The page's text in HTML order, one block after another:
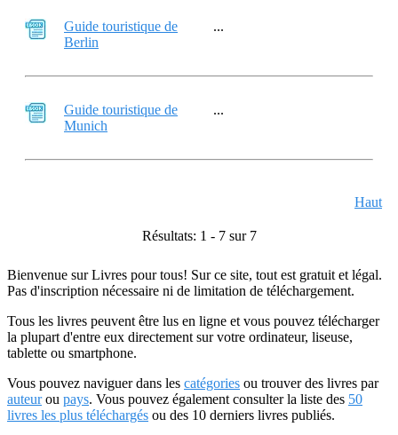
Guide touristique de
Berlin
...
Guide touristique de
Munich
...
Haut
Résultats: 1 - 7 sur 7
Bienvenue sur Livres pour tous! Sur ce site, tout est gratuit et légal.
Pas d'inscription nécessaire ni de limitation de téléchargement.
Tous les livres peuvent être lus en ligne et vous pouvez télécharger
la plupart d'entre eux directement sur votre ordinateur, liseuse,
tablette ou smartphone.
Vous pouvez naviguer dans les catégories ou trouver des livres par
auteurou pays. Vous pouvez également consulter la liste des 50
livres les plus téléchargés ou des 10 derniers livres publiés.